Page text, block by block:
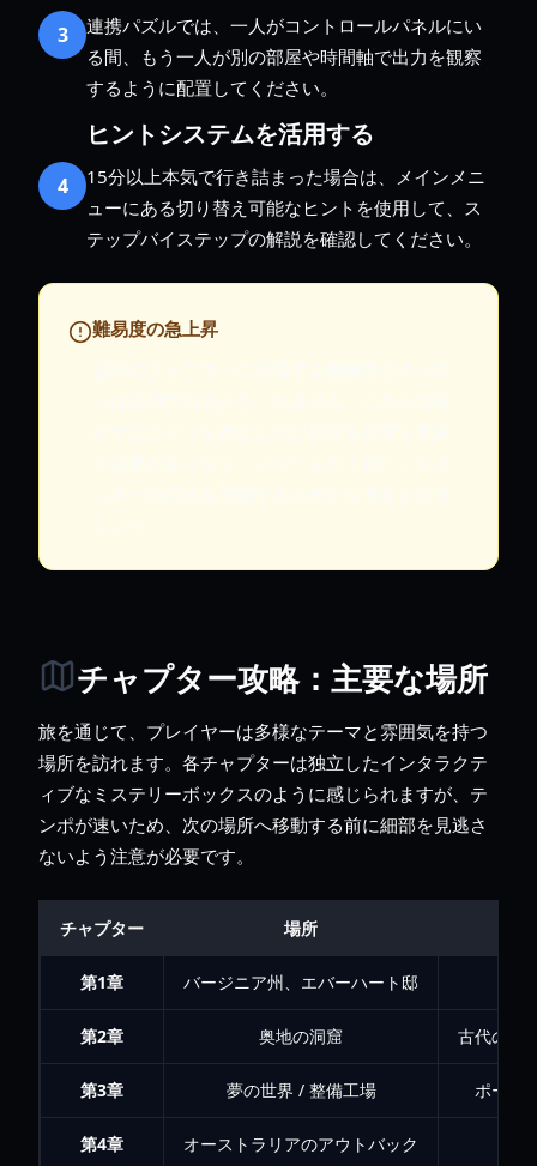
3
連携パズルでは、一人がコントロールパネルにい
る間、もう一人が別の部屋や時間軸で出力を観察
するように配置してください。
4
ヒントシステムを活用する
15分以上本気で行き詰まった場合は、メインメニ
ューにある切り替え可能なヒントを使用して、ス
テップバイステップの解説を確認してください。
難易度の急上昇
チャプター攻略：主要な場所
旅を通じて、プレイヤーは多様なテーマと雰囲気を持つ
場所を訪れます。各チャプターは独立したインタラクテ
ィブなミステリーボックスのように感じられますが、テ
ンポが速いため、次の場所へ移動する前に細部を見逃さ
ないよう注意が必要です。
チャプター 場所
第1章 バージニア州、エバーハート邸
第2章 奥地の洞窟 古代の洞
第3章 夢の世界 / 整備工場 ポータ
第4章 オーストラリアのアウトバック